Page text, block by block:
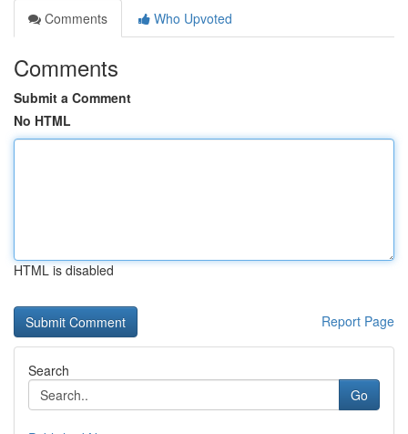
Comments
Who Upvoted
Comments
Submit a Comment
No HTML
HTML is disabled
Report Page
Search
Go